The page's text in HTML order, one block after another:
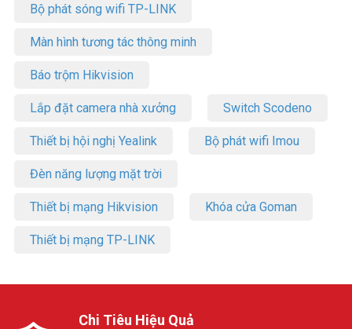
Bộ phát sóng wifi TP-LINK
Màn hình tương tác thông minh
Báo trộm Hikvision
Lắp đặt camera nhà xưởng Switch Scodeno
Thiết bị hội nghị Yealink Bộ phát wifi Imou
Đèn năng lượng mặt trời
Thiết bị mạng Hikvision Khóa cửa Goman
Thiết bị mạng TP-LINK
Chi Tiêu Hiệu Quả